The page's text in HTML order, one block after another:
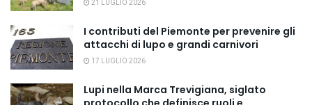
21 LUGLIO 2026
I contributi del Piemonte per prevenire gli
attacchi di lupo e grandi carnivori
17 LUGLIO 2026
Lupi nella Marca Trevigiana, siglato